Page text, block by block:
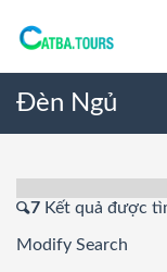
Đèn Ngủ
7 Kết quả được
Modify Search